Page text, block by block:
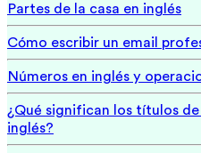
Partes de la casa en inglés
Cómo escribir un email
Números en inglés y
¿Qué significan los títulos
inglés?